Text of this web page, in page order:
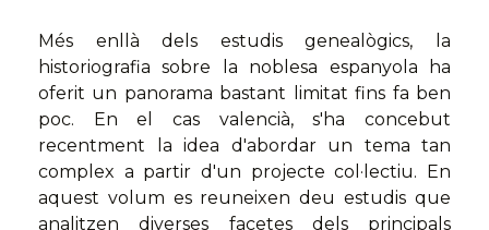
Més enllà dels estudis genealògics, la
historiografia sobre la noblesa espanyola ha
oferit un panorama bastant limitat fins fa ben
poc. En el cas valencià, s'ha concebut
recentment la idea d'abordar un tema tan
complex a partir d'un projecte col·lectiu. En
aquest volum es reuneixen deu estudis que
analitzen diverses facetes dels principals